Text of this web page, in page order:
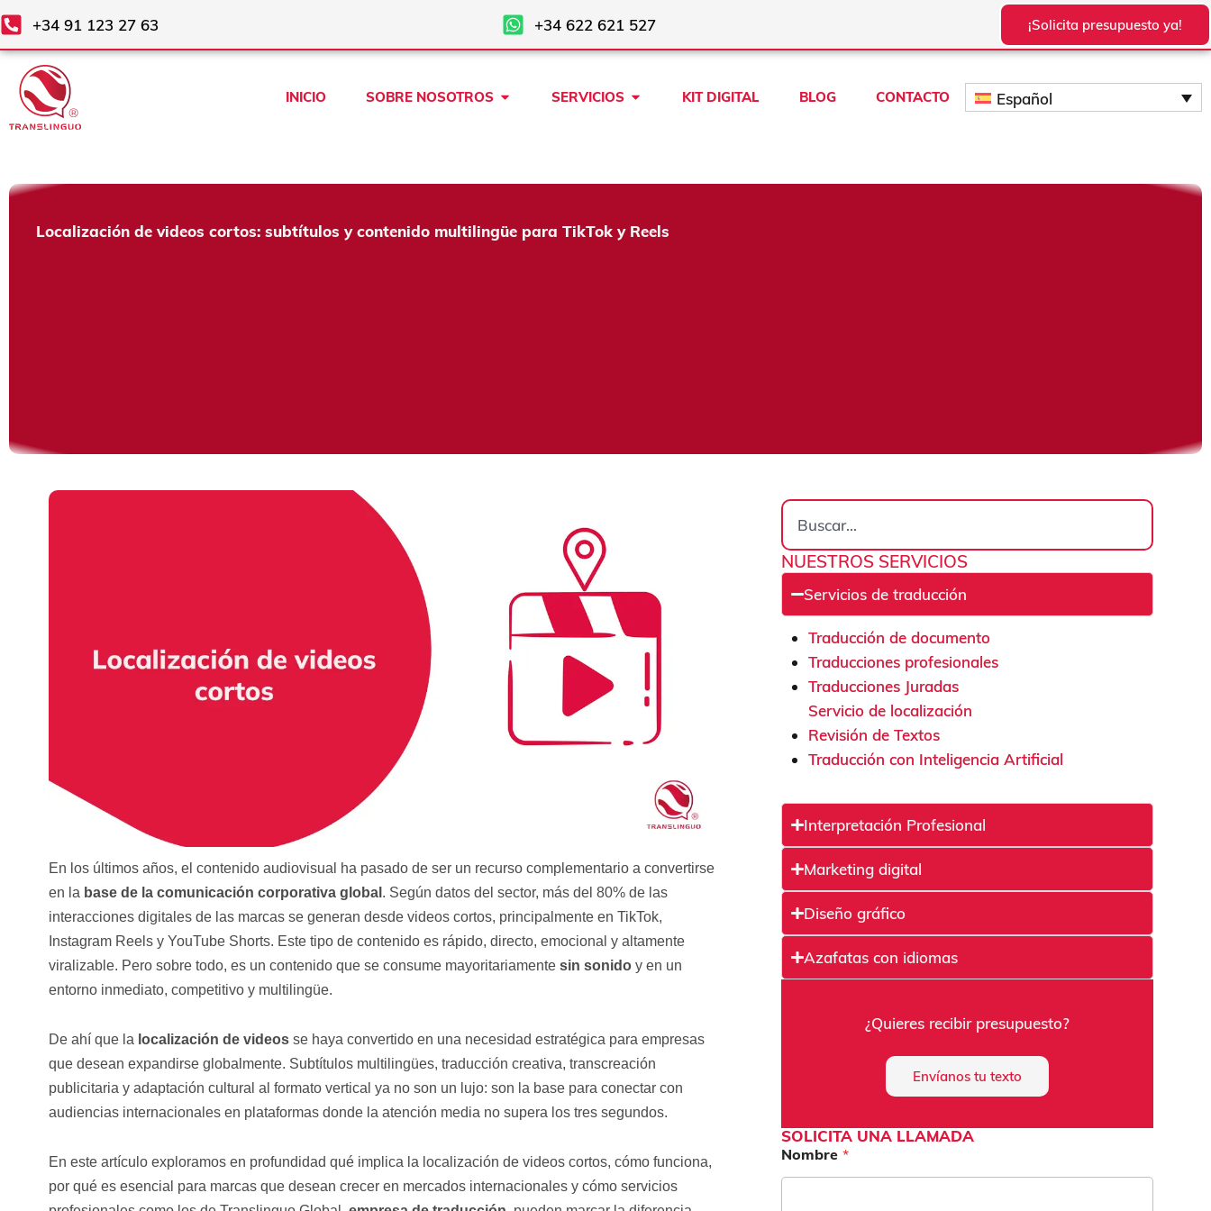
Ir
al
contenido
+34 91 123 27 63 +34 622 621 527 ¡Solicita presupuesto ya!
INICIO SOBRE NOSOTROS Open SOBRE NOSOTROS
SERVICIOS Open SERVICIOS
KIT DIGITAL BLOG CONTACTO Español
Localización de videos cortos: subtítulos y contenido multilingüe para TikTok y Reels
En los últimos años, el contenido audiovisual ha pasado de ser un recurso complementario a convertirse
en la base de la comunicación corporativa global . Según datos del sector, más del 80% de las
interacciones digitales de las marcas se generan desde videos cortos, principalmente en TikTok,
Instagram Reels y YouTube Shorts. Este tipo de contenido es rápido, directo, emocional y altamente
viralizable. Pero sobre todo, es un contenido que se consume mayoritariamente sin sonidoy en un
entorno inmediato, competitivo y multilingüe.
De ahí que la localización de videosse haya convertido en una necesidad estratégica para empresas
que desean expandirse globalmente. Subtítulos multilingües, traducción creativa, transcreación
publicitaria y adaptación cultural al formato vertical ya no son un lujo: son la base para conectar con
audiencias internacionales en plataformas donde la atención media no supera los tres segundos.
En este artículo exploramos en profundidad qué implica la localización de videos cortos, cómo funciona,
por qué es esencial para marcas que desean crecer en mercados internacionales y cómo servicios
Search
NUESTROS SERVICIOS
Servicios de traducción
Traducción de documento
Traducciones profesionales
Traducciones Juradas
Servicio de localización
Revisión de Textos
Traducción con Inteligencia Artificial
Interpretación Profesional
Marketing digital
Diseño gráfico
Azafatas con idiomas
¿Quieres recibir presupuesto?
Envíanos tu texto
SOLICITA UNA LLAMADA
Nombre*